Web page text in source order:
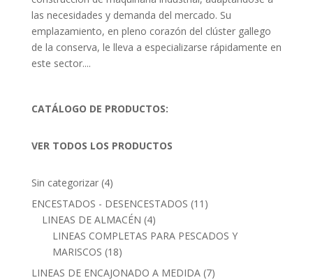
las necesidades y demanda del mercado. Su
emplazamiento, en pleno corazón del clúster gallego
de la conserva, le lleva a especializarse rápidamente en
este sector....
CATÁLOGO DE PRODUCTOS:
VER TODOS LOS PRODUCTOS
Sin categorizar 44
productos
ENCESTADOS - DESENCESTADOS 11 11
LINEAS DE ALMACÉN 44
productos
LINEAS COMPLETAS PARA PESCADOS Y
MARISCOS 1818
productos
LINEAS DE ENCAJONADO A MEDIDA 77